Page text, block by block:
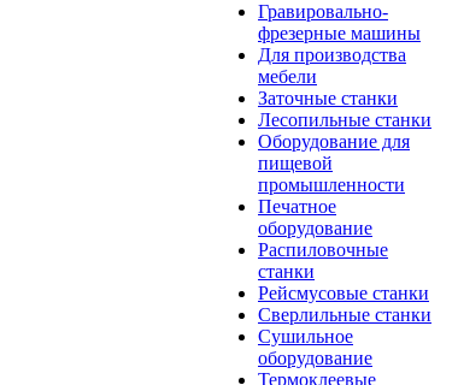
Гравировально-
фрезерные машины
Для производства
мебели
Заточные станки
Лесопильные станки
Оборудование для
пищевой
промышленности
Печатное
оборудование
Распиловочные
станки
Рейсмусовые станки
Сверлильные станки
Сушильное
оборудование
Термоклеевые